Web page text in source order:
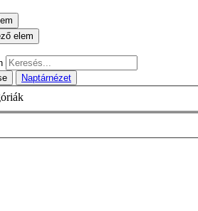
Naptárnézet